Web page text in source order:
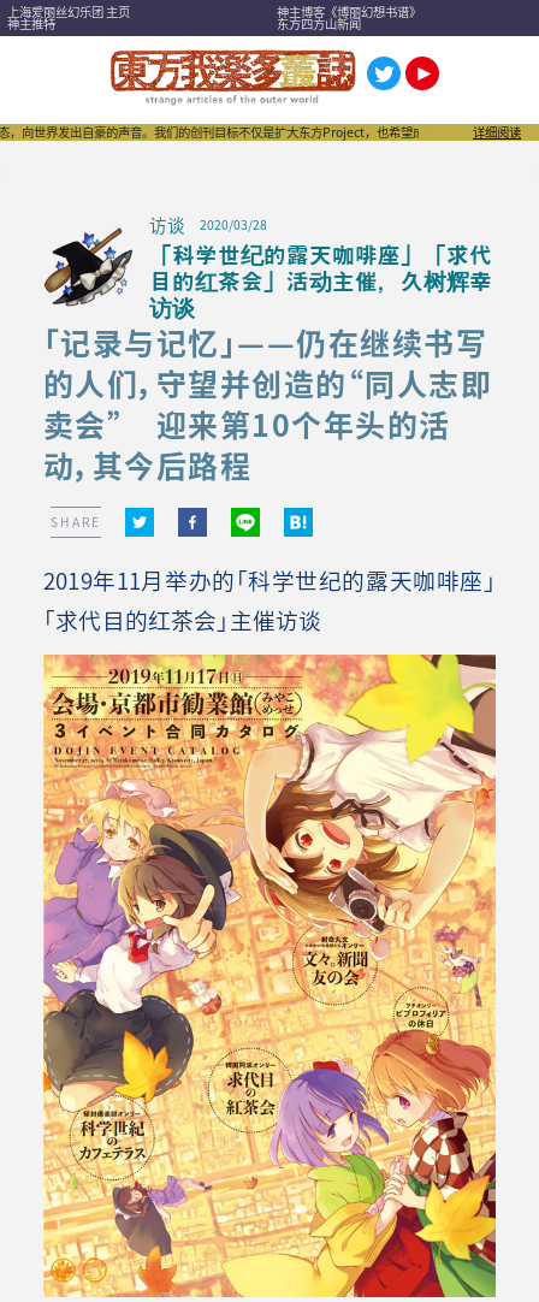
上海爱丽丝幻乐团 主页 神主博客《博丽幻想书谱》
神主推特 东方四方山新闻
自豪的声音。我们的创刊目标不仅是扩大东方Project，也希望成为刺激“同人文化”进一步发扬
详细阅读
访谈 2020/03/28
「科学世纪的露天咖啡座」「求代
目的红茶会」活动主催，久树辉幸
访谈
「记录与记忆」——仍在继续书写
的人们，守望并创造的“同人志即
卖会” 迎来第10个年头的活
动，其今后路程
SHARE
2019年11月举办的「科学世纪的露天咖啡座」
「求代目的红茶会」主催访谈